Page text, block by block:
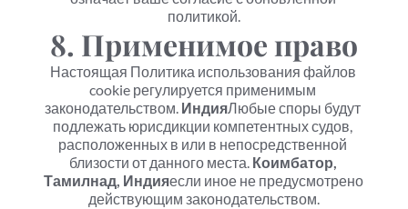
политикой.
8. Применимое право
Настоящая Политика использования файлов
cookie регулируется применимым
законодательством. ИндияЛюбые споры будут
подлежать юрисдикции компетентных судов,
расположенных в или в непосредственной
близости от данного места. Коимбатор,
Тамилнад, Индияесли иное не предусмотрено
действующим законодательством.